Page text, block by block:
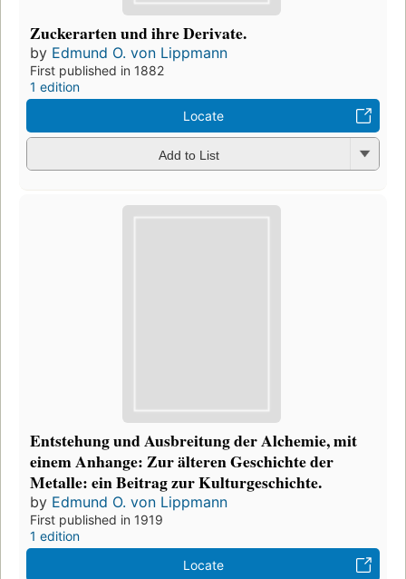
Zuckerarten und ihre Derivate.
by Edmund O. von Lippmann
First published in 1882
1 edition
Locate
Add to List
Entstehung und Ausbreitung der Alchemie, mit
einem Anhange: Zur älteren Geschichte der
Metalle: ein Beitrag zur Kulturgeschichte.
by Edmund O. von Lippmann
First published in 1919
1 edition
Locate